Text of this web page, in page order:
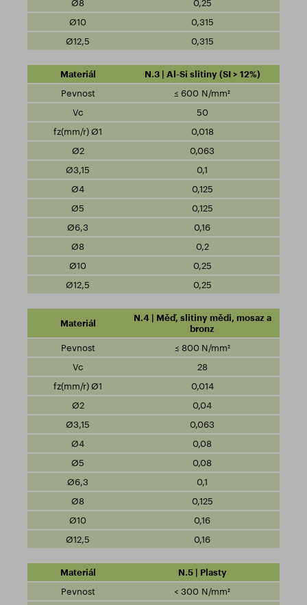
0,25
0,315
0,315
N.3 | Al-Si slitiny (SI > 12%)
≤ 600 N/mm²
50
0,018
0,063
0,1
0,125
0,125
0,16
0,2
0,25
0,25
N.4 | Měď, slitiny mědi, mosaz a
bronz
≤ 800 N/mm²
28
0,014
0,04
0,063
0,08
0,08
0,1
0,125
0,16
0,16
N.5 | Plasty
< 300 N/mm²